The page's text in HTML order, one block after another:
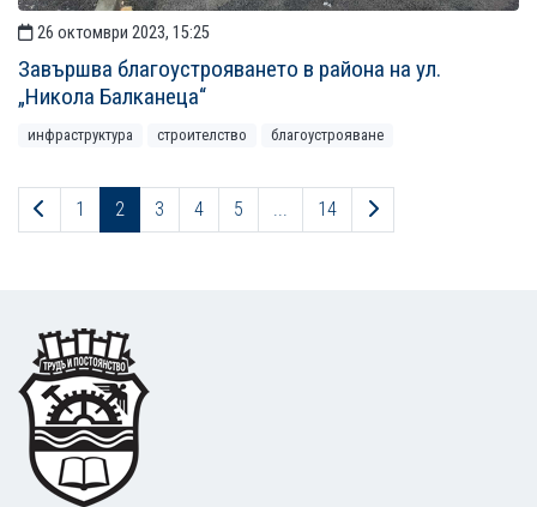
26 октомври 2023, 15:25
Завършва благоустрояването в района на ул.
„Никола Балканеца“
инфраструктура строителство благоустрояване
Предходна страница
1 2 3 4 5 ... 14 Следваща
Footer